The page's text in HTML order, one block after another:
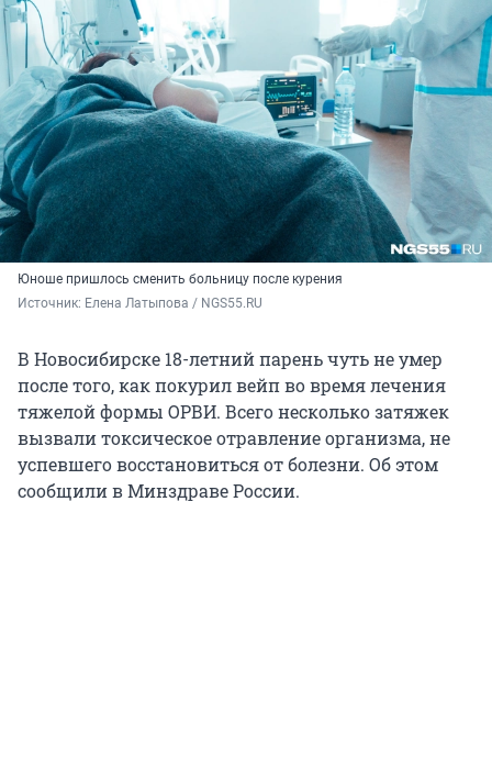
Юноше пришлось сменить больницу после курения
Источник: Елена Латыпова / NGS55.RU
В Новосибирске 18-летний парень чуть не умер
после того, как покурил вейп во время лечения
тяжелой формы ОРВИ. Всего несколько затяжек
вызвали токсическое отравление организма, не
успевшего восстановиться от болезни. Об этом
сообщили в Минздраве России.